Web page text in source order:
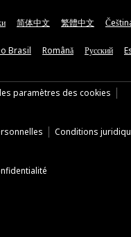
简体中文 繁體中文
Brasil Română Русский
paramètres des cookies
Conditions